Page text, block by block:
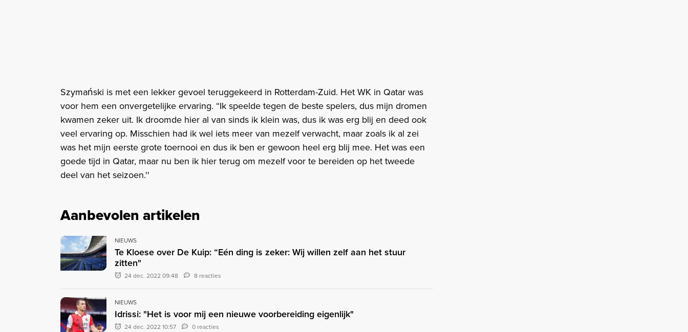
Szymański is met een lekker gevoel teruggekeerd in Rotterdam-Zuid. Het WK in Qatar was
voor hem een onvergetelijke ervaring. “Ik speelde tegen de beste spelers, dus mijn dromen
kwamen zeker uit. Ik droomde hier al van sinds ik klein was, dus ik was erg blij en deed ook
veel ervaring op. Misschien had ik wel iets meer van mezelf verwacht, maar zoals ik al zei
was het mijn eerste grote toernooi en dus ik ben er gewoon heel erg blij mee. Het was een
goede tijd in Qatar, maar nu ben ik hier terug om mezelf voor te bereiden op het tweede
deel van het seizoen.''
Aanbevolen artikelen
NIEUWS
Te Kloese over De Kuip: “Eén ding is zeker: Wij willen zelf aan het stuur
zitten"
24 dec. 2022 09:48 8 reacties
NIEUWS
Idrissi: "Het is voor mij een nieuwe voorbereiding eigenlijk"
24 dec. 2022 10:57 0 reacties